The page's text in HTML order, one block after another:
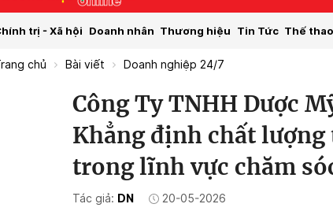
trị - Xã hội Doanh nhân Thương hiệu Tin Tức Thế thao
chủ Bài viết Doanh nghiệp 24/7
Công Ty TNHH Dược
Khẳng định chất
trong lĩnh vực chăm
Tác giả: DN 20-05-2026